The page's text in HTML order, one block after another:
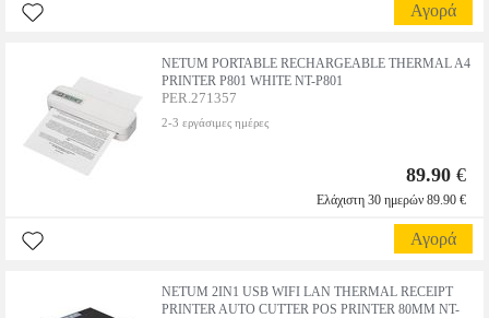
Αγορά
NETUM PORTABLE RECHARGEABLE THERMAL A4
PRINTER P801 WHITE NT-P801
PER.271357
2-3 εργάσιμες ημέρες
89.90 €
Ελάχιστη 30 ημερών 89.90 €
Αγορά
NETUM 2IN1 USB WIFI LAN THERMAL RECEIPT
PRINTER AUTO CUTTER POS PRINTER 80MM NT-